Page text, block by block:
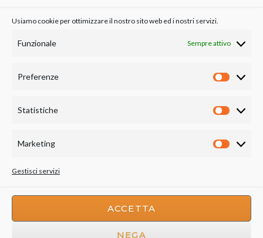
Usiamo cookie per ottimizzare il nostro sito web ed i nostri servizi.
Funzionale Sempre attivo
Preferenze
Statistiche
Marketing
Gestisci servizi
ACCETTA
NEGA